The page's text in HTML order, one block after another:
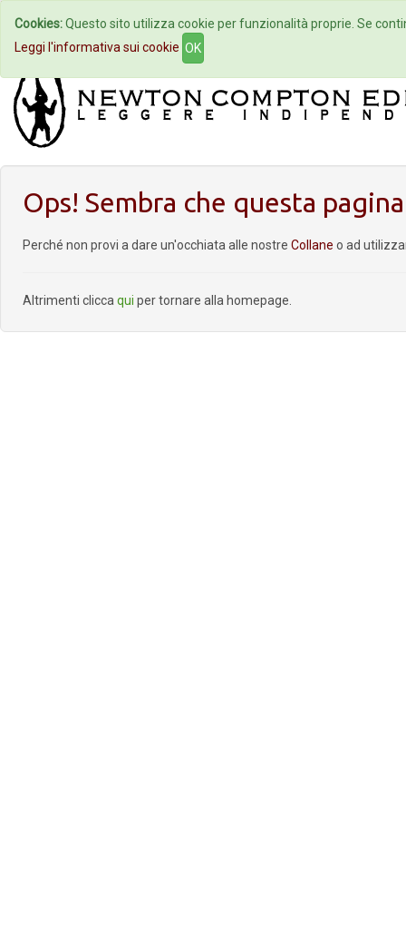
Home Autori Eventi
Ops! Sembra che questa
Perché non provi a dare un'occhiata alle nostre Collane o ad
Altrimenti clicca qui per tornare alla homepage.
Cookies:Questo sito utilizza cookie per funzionalità proprie. Se
Leggi l'informativa sui cookie OK